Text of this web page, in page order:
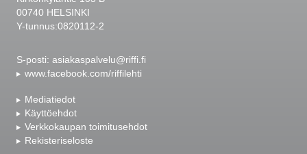
00740 HELSINKI
Y-tunnus:0820112-2
S-posti: asiakaspalvelu@riffi.fi
www.facebook.com/riffilehti
Mediatiedot
Käyttöehdot
Verkkokaupan toimitusehdot
Rekisteriseloste